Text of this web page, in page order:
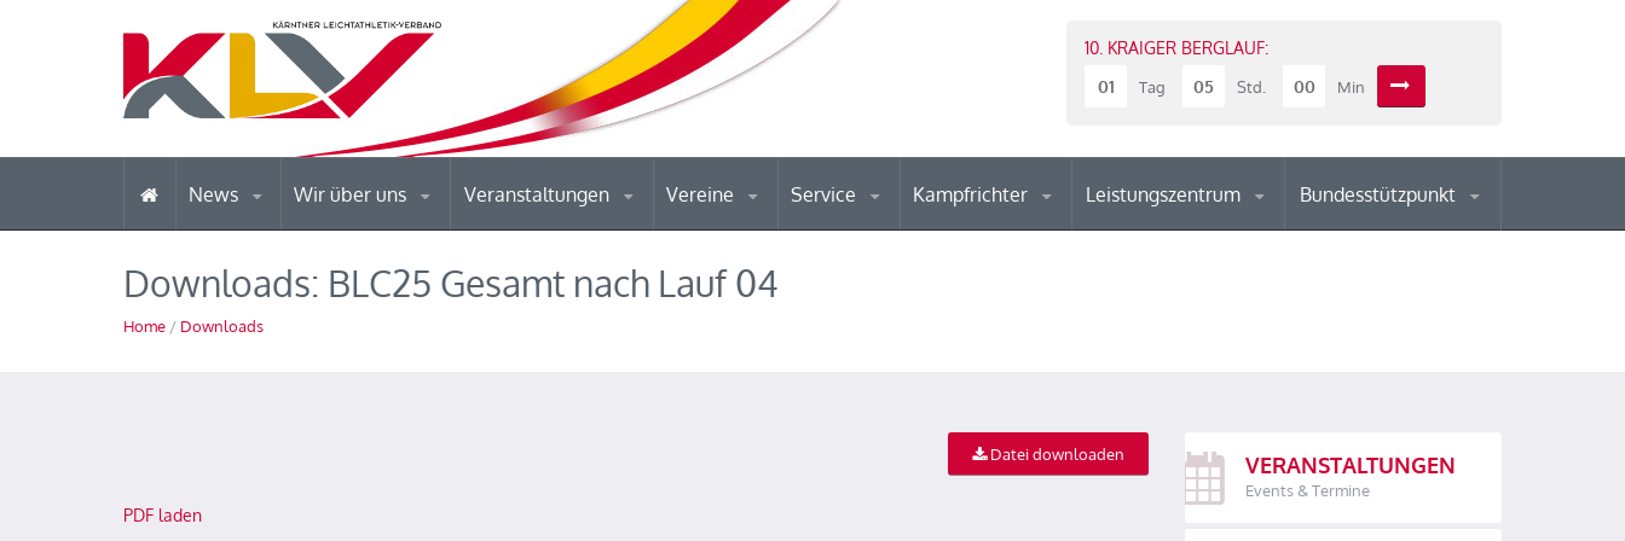
10. KRAIGER BERGLAUF:
01
Tag 05 Std. 00 Min
News Wir über uns Veranstaltungen Vereine Service Kampfrichter Leistungszentrum Bundesstützpunkt
Downloads: BLC25 Gesamt nach Lauf 04
Home / Downloads
Datei downloaden
PDF laden
VERANSTALTUNGEN
Events & Termine